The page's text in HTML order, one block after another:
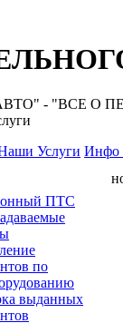
-
Услуги Инфо
ПТС
по
выданных